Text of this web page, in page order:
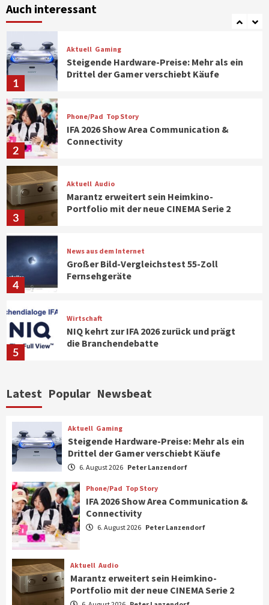
Auch interessant
7
Klimageräte und Ventilatoren
1
Aktuell Gaming
Steigende Hardware-Preise: Mehr als ein
Drittel der Gamer verschiebt Käufe
2
Phone/Pad Top Story
IFA 2026 Show Area Communication &
Connectivity
3
Aktuell Audio
Marantz erweitert sein Heimkino-
Portfolio mit der neue CINEMA Serie 2
4
News aus dem Internet
Großer Bild-Vergleichstest 55-Zoll
Fernsehgeräte
5
Wirtschaft
NIQ kehrt zur IFA 2026 zurück und prägt
die Branchendebatte
6
CHERRY baut Vertriebsteam in
7
Smart Living Top Story
Verbraucher setzen immer mehr auf
1
Aktuell
Steigende Hardware-Preise: Mehr als ein
Drittel der Gamer verschiebt Käufe
Phone/Pad Top Story
IFA 2026 Show Area Communication &
Latest Popular Newsbeat
Aktuell Gaming
Steigende Hardware-Preise: Mehr als ein
Drittel der Gamer verschiebt Käufe
6. August 2026 Peter Lanzendorf
Phone/Pad Top Story
IFA 2026 Show Area Communication &
Connectivity
6. August 2026 Peter Lanzendorf
Aktuell Audio
Marantz erweitert sein Heimkino-
Portfolio mit der neue CINEMA Serie 2